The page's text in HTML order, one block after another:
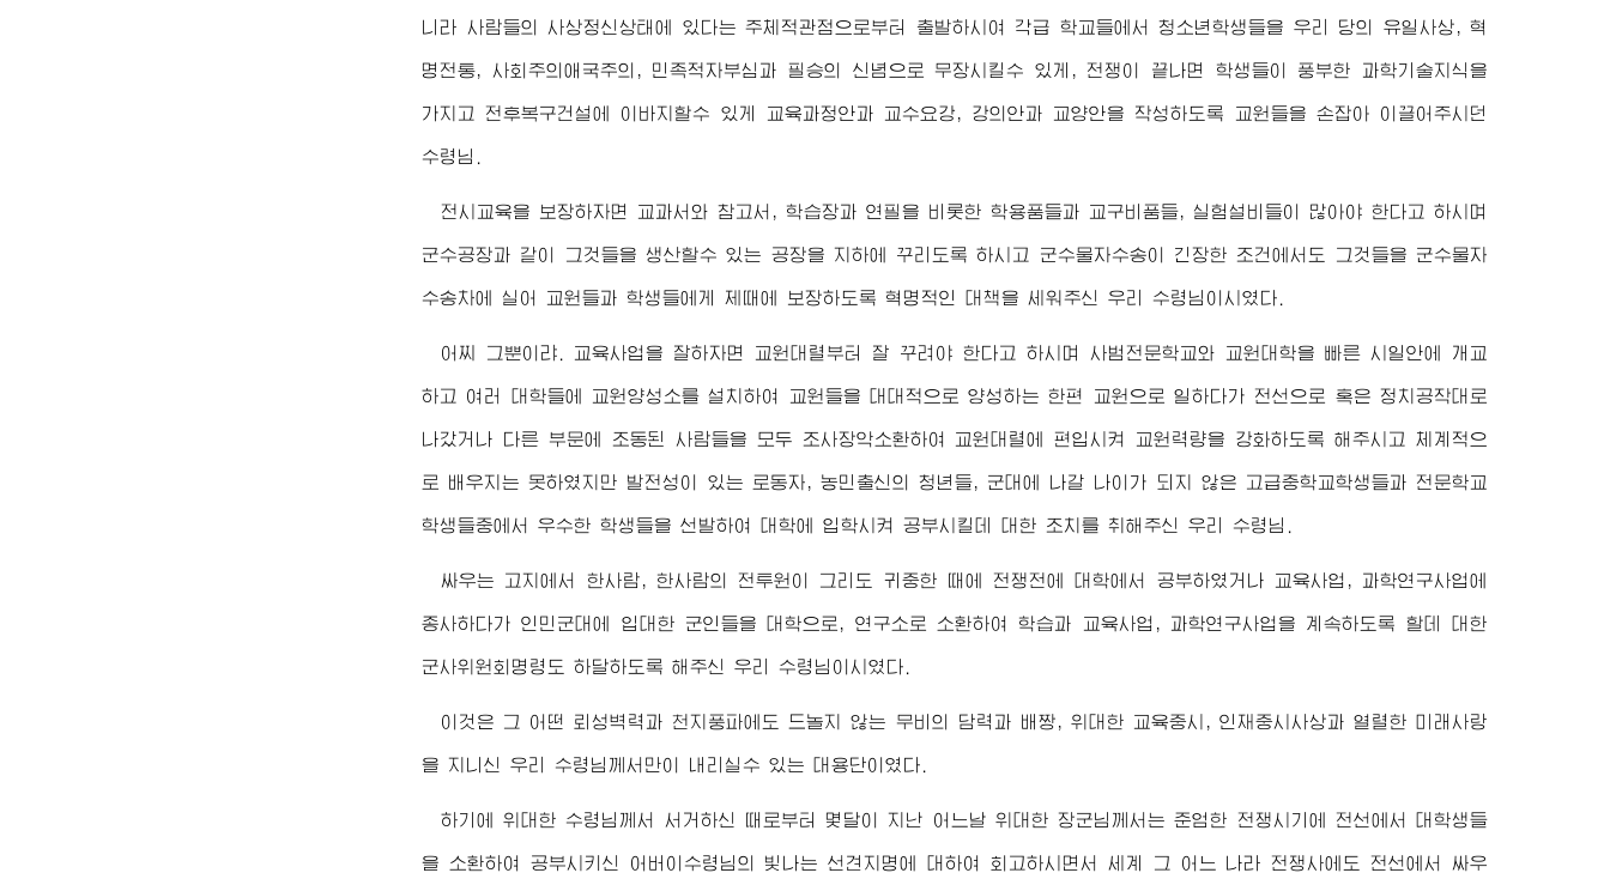
니라 사람들의 사상정신상태에 있다는 주체적관점으로부터 출발하시여 각급 학교들에서 청소년학생들을 우리 당의 유일사상, 혁
명전통, 사회주의애국주의, 민족적자부심과 필승의 신념으로 무장시킬수 있게, 전쟁이 끝나면 학생들이 풍부한 과학기술지식을
가지고 전후복구건설에 이바지할수 있게 교육과정안과 교수요강, 강의안과 교양안을 작성하도록 교원들을 손잡아 이끌어주시던
수령님
전시교육을 보장하자면 교과서와 참고서, 학습장과 연필을 비롯한 학용품들과 교구비품들, 실험설비들이 많아야 한다고 하시며
군수공장과 같이 그것들을 생산할수 있는 공장을 지하에 꾸리도록 하시고 군수물자수송이 긴장한 조건에서도 그것들을 군수물자
수송차에 실어 교원들과 학생들에게 제때에 보장하도록 혁명적인 대책을 세워주신 우리 수령님 이시였다.
어찌 그뿐이랴. 교육사업을 잘하자면 교원대렬부터 잘 꾸려야 한다고 하시며 사범전문학교와 교원대학을 빠른 시일안에 개교
하고 여러 대학들에 교원양성소를 설치하여 교원들을 대대적으로 양성하는 한편 교원으로 일하다가 전선으로 혹은 정치공작대로
나갔거나 다른 부문에 조동된 사람들을 모두 조사장악소환하여 교원대렬에 편입시켜 교원력량을 강화하도록 해주시고 체계적으
로 배우지는 못하였지만 발전성이 있는 로동자, 농민출신의 청년들, 군대에 나갈 나이가 되지 않은 고급중학교학생들과 전문학교
학생들중에서 우수한 학생들을 선발하여 대학에 입학시켜 공부시킬데 대한 조치를 취해주신 우리 수령님
싸우는 고지에서 한사람, 한사람의 전투원이 그리도 귀중한 때에 전쟁전에 대학에서 공부하였거나 교육사업, 과학연구사업에
종사하다가 인민군대에 입대한 군인들을 대학으로, 연구소로 소환하여 학습과 교육사업, 과학연구사업을 계속하도록 할데 대한
군사위원회명령도 하달하도록 해주신 우리 수령님 이시였다.
이것은 그 어떤 뢰성벽력과 천지풍파에도 드놀지 않는 무비의 담력과 배짱, 위대한 교육중시, 인재중시사상과 열렬한 미래사랑
을 지니신 우리 수령님 께서만이 내리실수 있는 대용단이였다.
하기에위대한 수령님 께서 서거하신 때로부터 몇달이 지난 어느날 위대한 장군님 께서는 준엄한 전쟁시기에 전선에서 대학생들
을 소환하여 공부시키신 어버이수령님 의 빛나는 선견지명에 대하여 회고하시면서 세계 그 어느 나라 전쟁사에도 전선에서 싸우